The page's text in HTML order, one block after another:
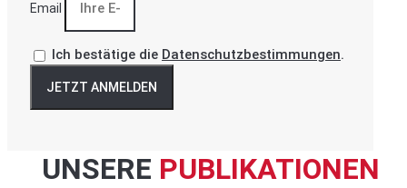
Email
Ich bestätige die Datenschutzbestimmungen.
JETZT ANMELDEN
UNSERE PUBLIKATIONEN